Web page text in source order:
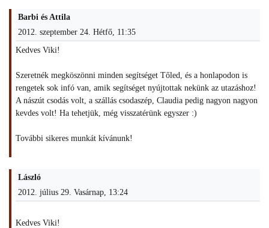
Barbi és Attila
2012. szeptember 24. Hétfő, 11:35
Kedves Viki!
Szeretnék megköszönni minden segítséget Tőled, és a honlapodon is
rengetek sok infó van, amik segítséget nyújtottak nekünk az utazáshoz!
A nászút csodás volt, a szállás csodaszép, Claudia pedig nagyon nagyon
kevdes volt! Ha tehetjük, még visszatérünk egyszer :)
További sikeres munkát kívánunk!
László
2012. július 29. Vasárnap, 13:24
Kedves Viki!